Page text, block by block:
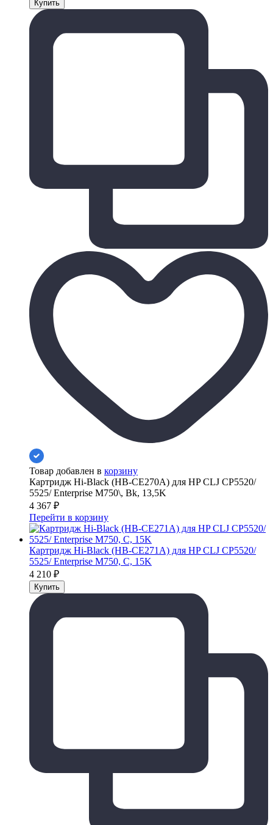
Товар добавлен в корзину
Картридж Hi-Black (HB-CE270A) для HP CLJ CP5520/
5525/ Enterprise M750\, Bk, 13,5K
4 367 ₽
Перейти в корзину
Картридж Hi-Black (HB-CE271A) для HP CLJ CP5520/
5525/ Enterprise M750, C, 15K
4 210 ₽